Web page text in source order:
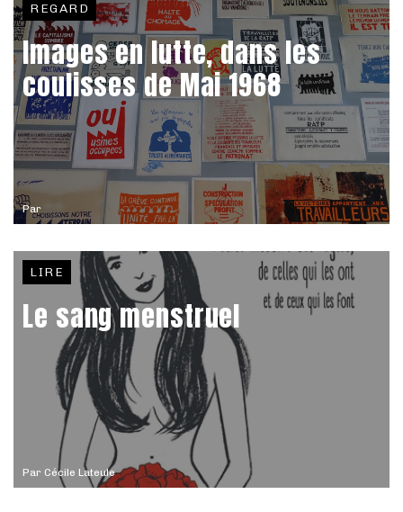
Par
REGARD
Images en lutte, dans les
coulisses de Mai 1968
Par Cécile Lateule
LIRE
Le sang menstruel